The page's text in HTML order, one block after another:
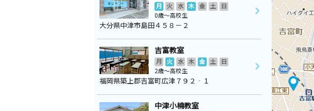
月 火 水 木 金 土
日
0歳～高校生
大分県中津市島田４５８－２
吉富教室
月 火 水 木 金 土
日
2歳～高校生
福岡県築上郡吉富町広津７９２‐１
中津小楠教室